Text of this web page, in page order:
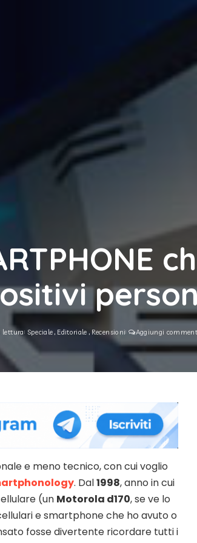
Speciale Editoriale Recensioni
Aggiungi
e meno tecnico, con cui voglio
. Dal1998, anno in cui
(un Motorola d170, se ve lo
e smartphone che ho avuto o
fosse divertente ricordare tutti i